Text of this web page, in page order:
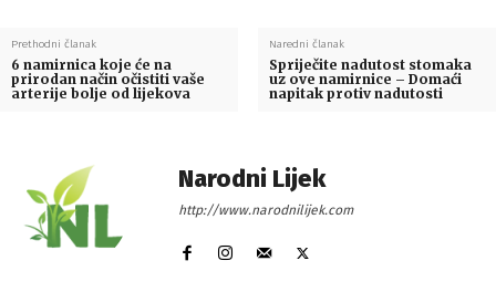
Prethodni članak
6 namirnica koje će na
prirodan način očistiti vaše
arterije bolje od lijekova
Naredni članak
Spriječite nadutost stomaka
uz ove namirnice – Domaći
napitak protiv nadutosti
Narodni Lijek
http://www.narodnilijek.com